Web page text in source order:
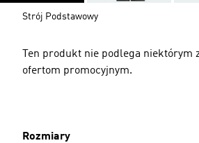
Strój Podstawowy
Ten produkt nie podlega niektórym
ofertom promocyjnym.
Rozmiary